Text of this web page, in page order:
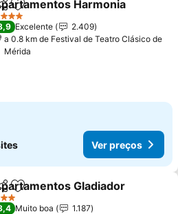
Adicionar aos favoritos
Harmonia
Excelente
2.409
a 0.8 km de Festival de Teatro Clásico de
Mérida
Ver preços
Adicionar aos favoritos
Gladiador
Muito boa
1.187